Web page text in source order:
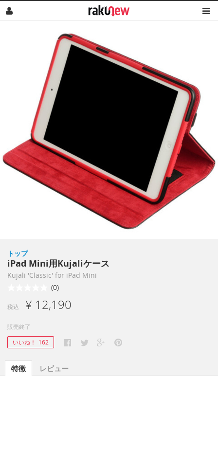
トップ
iPad Mini用Kujaliケース
Kujali 'Classic' for iPad Mini
(0)
税込 ¥ 12,190
販売終了
いいね！
162
特徴 レビュー